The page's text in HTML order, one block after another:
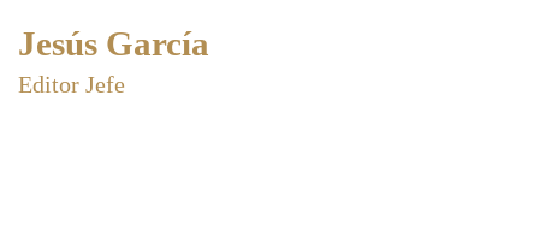
Jesús García
Editor Jefe